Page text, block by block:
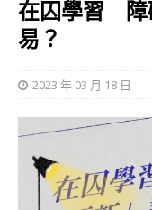
在囚學習 障
易？
2023 年 03 月 18 日